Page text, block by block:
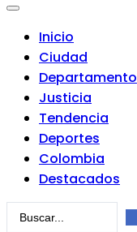
Inicio
Ciudad
Departamento
Justicia
Tendencia
Deportes
Colombia
Destacados
Search